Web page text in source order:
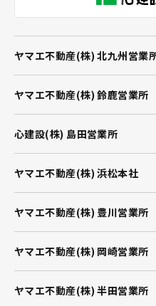
ヤマエ不動産(株) 浜松本社
ヤマエ不動産(株) 豊川営業所
ヤマエ不動産(株) 岡崎営業所
ヤマエ不動産(株) 半田営業所
ヤマエ不動産(株) 北九州営業
ヤマエ不動産(株) 鈴鹿営業所
心建設(株) 島田営業所